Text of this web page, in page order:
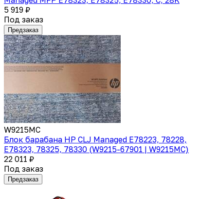
5 919 ₽
Под заказ
Предзаказ
W9215MC
Блок барабана HP CLJ Managed E78223, 78228,
E78323, 78325, 78330 (W9215-67901 | W9215MC)
22 011 ₽
Под заказ
Предзаказ